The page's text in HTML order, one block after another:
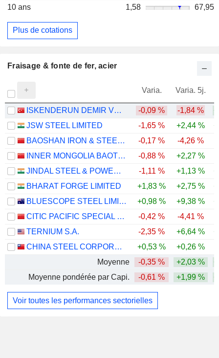
10 ans
1,58 67,95
Plus de cotations
Fraisage & fonte de fer, acier
Varia. Varia. 5j.
ISKENDERUN DEMIR VE ÇELIK -0,09 % -1,84 %
JSW STEEL LIMITED
-1,65 % +2,44 %
BAOSHAN IRON & STEEL CO., LTD.
-0,17 % -4,26 %
INNER MONGOLIA BAOTOU STEEL UNION CO., LTD.
-0,88 % +2,27 %
JINDAL STEEL & POWER LIMITED
-1,11 % +1,13 %
BHARAT FORGE LIMITED
+1,83 % +2,75 %
BLUESCOPE STEEL LIMITED
+0,98 % +9,38 %
CITIC PACIFIC SPECIAL STEEL GROUP CO., LTD
-0,42 % -4,41 %
TERNIUM S.A.
-2,35 % +6,64 %
CHINA STEEL CORPORATION
+0,53 % +0,26 %
Moyenne
-0,35 % +2,03 %
Moyenne pondérée par Capi.
-0,61 % +1,99 %
Voir toutes les performances sectorielles